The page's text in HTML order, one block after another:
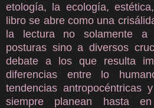
etología, la ecología,
libro se abre como una
la lectura no solamente a
posturas sino a diversos
debate a los que resulta
diferencias entre lo
tendencias antropocéntricas
siempre planean hasta